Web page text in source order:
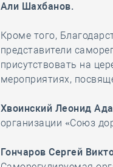
Али Шахбанов.
Кроме того,
представители
присутствовать на
мероприятиях,
Хвоинский Леонид
организации «Союз
Гончаров Сергей